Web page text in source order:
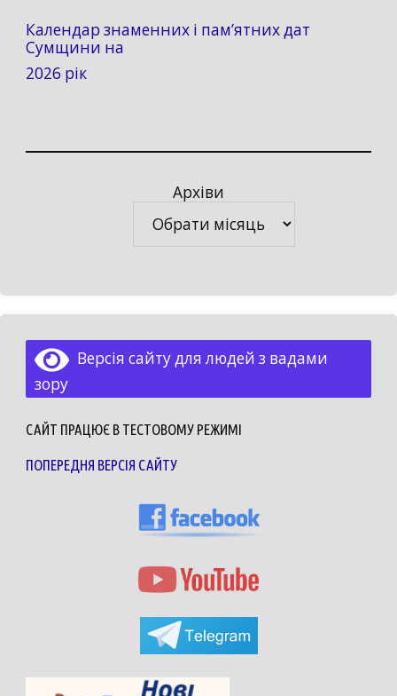
Календар знаменних і пам’ятних дат
Сумщини на
2026 рік
Архіви
Версія сайту для людей з вадами
зору
САЙТ ПРАЦЮЄ В ТЕСТОВОМУ РЕЖИМІ
ПОПЕРЕДНЯ ВЕРСІЯ САЙТУ